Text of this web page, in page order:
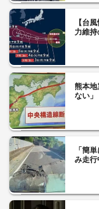
【台
力維
熊本地
ない
「簡
み走